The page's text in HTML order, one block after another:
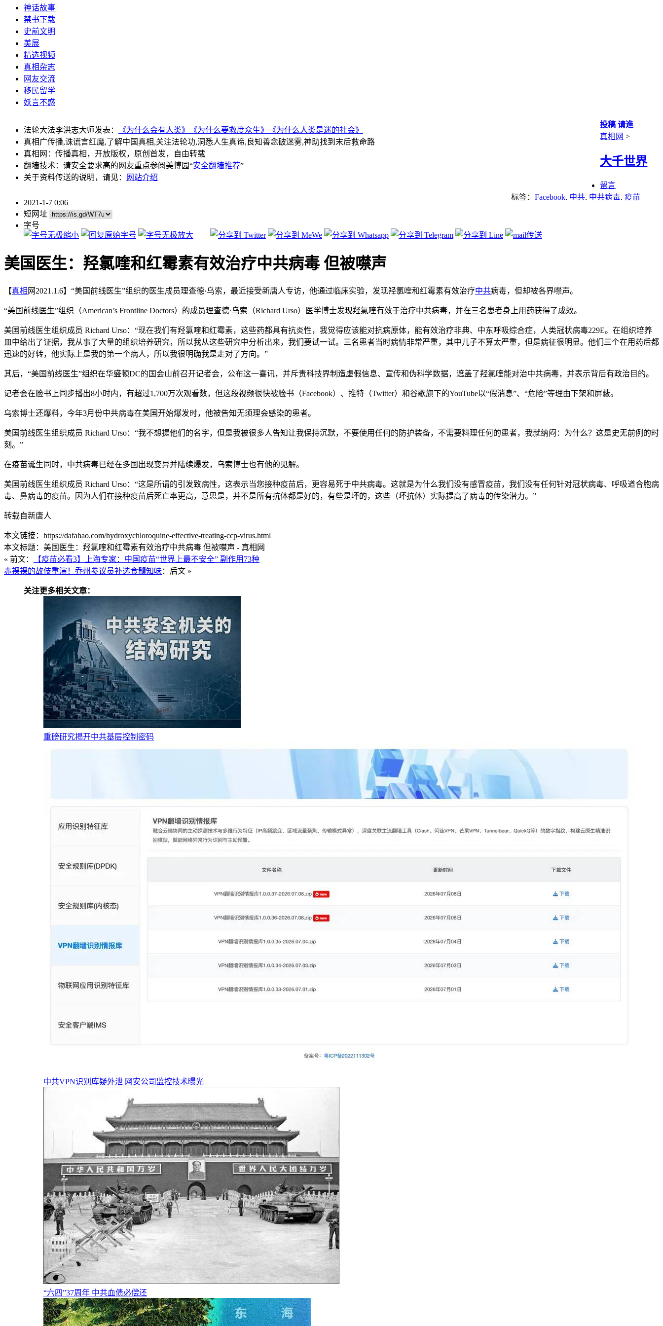
神话故事
禁书下载
史前文明
美展
精选视频
真相杂志
网友交流
移民留学
妖言不惑
法轮大法李洪志大师发表： 《为什么会有人类》 《为什么要救度众生》
《为什么人类是迷的社会》
真相广传播,诛谎言红魔,了解中国真相,关注法轮功,洞悉人生真谛,良知善念破迷雾,神助找到末后救命路
真相网：传播真相，开放版权，原创首发，自由转载
翻墙技术：请安全要求高的网友重点参阅美博园“安全翻墙推荐”
关于资料传送的说明，请见：
网站介绍
投稿 请進
真相网 >
大千世界
留言
标签： Facebook, 中共, 中共病毒, 疫苗
2021-1-7 0:06
短网址
字号
美国医生：羟氯喹和红霉素有效治疗中共病毒 但被噤声
【真相 网2021.1.6】“美国前线医生”组织的医生成员理查德·乌索，最近接受新唐人专访，他通过临床实验，发现羟氯喹和红霉素有效治疗中共病毒，但却被各界噤声。
“美国前线医生”组织（American’s Frontline Doctors）的成员理查德·乌索（Richard Urso）医学博士发现羟氯喹有效于治疗中共病毒，并在三名患者身上用药获得了成效。
美国前线医生组织成员 Richard Urso：“现在我们有羟氯喹和红霉素，这些药都具有抗炎性，我觉得应该能对抗病原体，能有效治疗非典、中东呼吸综合症，人类冠状病毒229E。在组织培养
皿中给出了证据，我从事了大量的组织培养研究，所以我从这些研究中分析出来，我们要试一试。三名患者当时病情非常严重，其中儿子不算太严重，但是病征很明显。他们三个在用药后都
迅速的好转，他实际上是我的第一个病人，所以我很明确我是走对了方向。”
其后，“美国前线医生”组织在华盛顿DC的国会山前召开记者会，公布这一喜讯，并斥责科技界制造虚假信息、宣传和伪科学数据，遮盖了羟氯喹能对治中共病毒，并表示背后有政治目的。
记者会在脸书上同步播出8小时内，有超过1,700万次观看数，但这段视频很快被脸书（Facebook）、推特（Twitter）和谷歌旗下的YouTube以“假消息”、“危险”等理由下架和屏蔽。
乌索博士还爆料，今年3月份中共病毒在美国开始爆发时，他被告知无须理会感染的患者。
美国前线医生组织成员 Richard Urso：“我不想提他们的名字，但是我被很多人告知让我保持沉默，不要使用任何的防护装备，不需要料理任何的患者，我就纳闷：为什么？这是史无前例的时
刻。”
在疫苗诞生同时，中共病毒已经在多国出现变异并陆续爆发，乌索博士也有他的见解。
美国前线医生组织成员 Richard Urso：“这是所谓的引发致病性，这表示当您接种疫苗后，更容易死于中共病毒。这就是为什么我们没有感冒疫苗，我们没有任何针对冠状病毒、呼吸道合胞病
毒、鼻病毒的疫苗。因为人们在接种疫苗后死亡率更高，意思是，并不是所有抗体都是好的，有些是坏的，这些（坏抗体）实际提高了病毒的传染潜力。”
转载自新唐人
本文链接：https://dafahao.com/hydroxychloroquine-effective-treating-ccp-virus.html
本文标题：美国医生：羟氯喹和红霉素有效治疗中共病毒 但被噤声 - 真相网
« 前文：
【疫苗必看3】上海专家：中国疫苗“世界上最不安全” 副作用73种
赤裸裸的故伎重演！乔州参议员补选食髓知味：后文 »
关注更多相关文章：
重磅研究揭开中共基层控制密码
中共VPN识别库疑外泄 网安公司监控技术曝光
“六四”37周年 中共血债必偿还